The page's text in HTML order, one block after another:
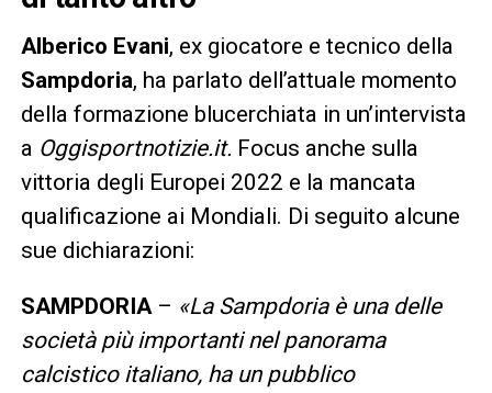
Alberico Evani, ex giocatore e tecnico della
Sampdoria, ha parlato dell’attuale momento
della formazione blucerchiata in un’intervista
a Oggisportnotizie.it. Focus anche sulla
vittoria degli Europei 2022 e la mancata
qualificazione ai Mondiali. Di seguito alcune
sue dichiarazioni:
SAMPDORIA – «La Sampdoria è una delle
società più importanti nel panorama
calcistico italiano, ha un pubblico